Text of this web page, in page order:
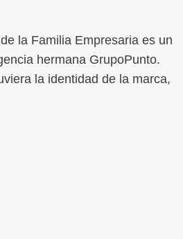
la Familia Empresaria es un
hermana GrupoPunto.
la identidad de la marca,